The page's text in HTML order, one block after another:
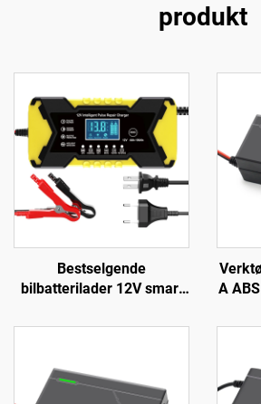
produkt
Bestselgende
bilbatterilader 12V smart
reparasjonsbatterilader,
12V batterilader
A